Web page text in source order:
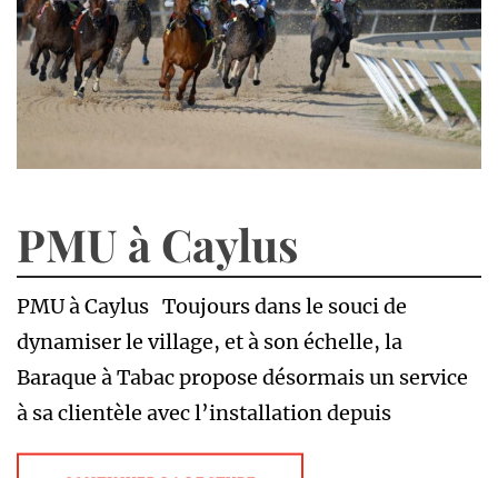
PMU à Caylus
PMU à Caylus Toujours dans le souci de
dynamiser le village, et à son échelle, la
Baraque à Tabac propose désormais un service
à sa clientèle avec l’installation depuis